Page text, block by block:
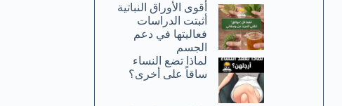
أقوى الأوراق النباتية
أثبتت الدراسات
فعاليتها في دعم
الجسم
لماذا تضع النساء
ساقاً على أخرى؟